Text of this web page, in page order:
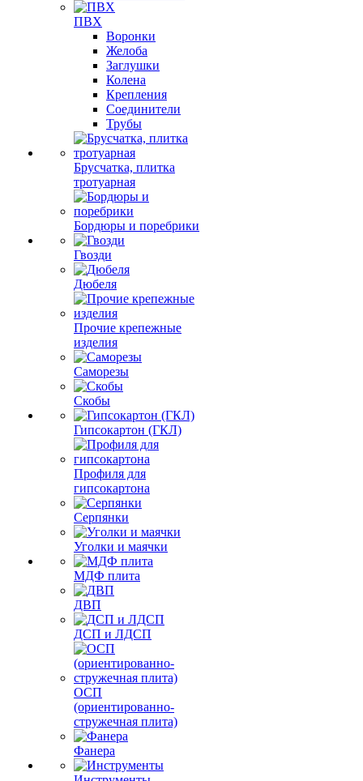
ПВХ
Воронки
Желоба
Заглушки
Колена
Крепления
Соединители
Трубы
Брусчатка, плитка
тротуарная
Бордюры и поребрики
Гвозди
Дюбеля
Прочие крепежные
изделия
Саморезы
Скобы
Гипсокартон (ГКЛ)
Профиля для
гипсокартона
Серпянки
Уголки и маячки
МДФ плита
ДВП
ДСП и ЛДСП
ОСП
(ориентированно-
стружечная плита)
Фанера